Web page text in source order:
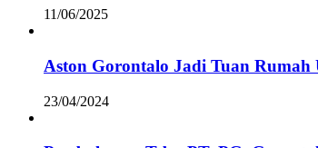
11/06/2025
Aston Gorontalo Jadi Tuan
23/04/2024